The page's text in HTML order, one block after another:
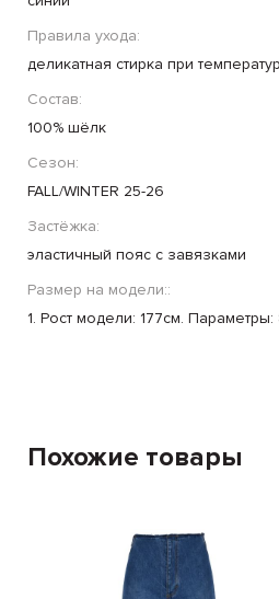
Правила ухода:
деликатная стирка при
Состав:
100% шёлк
Сезон:
FALL/WINTER 25-26
Застёжка:
эластичный пояс с завязками
Размер на модели::
1. Рост модели: 177см. Параметры:
Похожие товары